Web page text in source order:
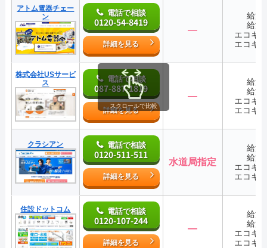
アトム電器チェー
ン
電話で相談
0120-54-8419
詳細を見る
―
給湯
給湯
エコキ
エコキ
株式会社USサービ
ス
電話で相談
087-887-1819
詳細を見る
―
給湯
給湯
エコキ
エコキ
クラシアン 電話で相談
0120-511-511
詳細を見る
水道局指定
給湯
給湯
エコキ
エコキ
住設ドットコム 電話で相談
0120-107-244
詳細を見る
―
給湯
給湯
エコキ
エコキ
スクロールで比較